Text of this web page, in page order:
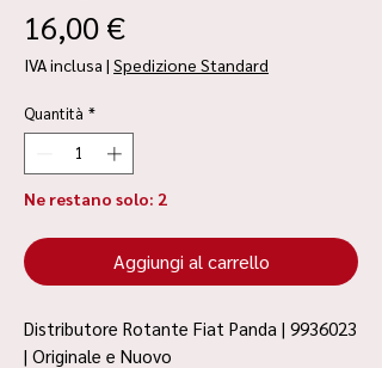
16,00 €Prezzo
IVA inclusa | Spedizione Standard
Quantità *
Ne restano solo: 2
Aggiungi al carrello
Distributore Rotante Fiat Panda | 9936023
| Originale e Nuovo